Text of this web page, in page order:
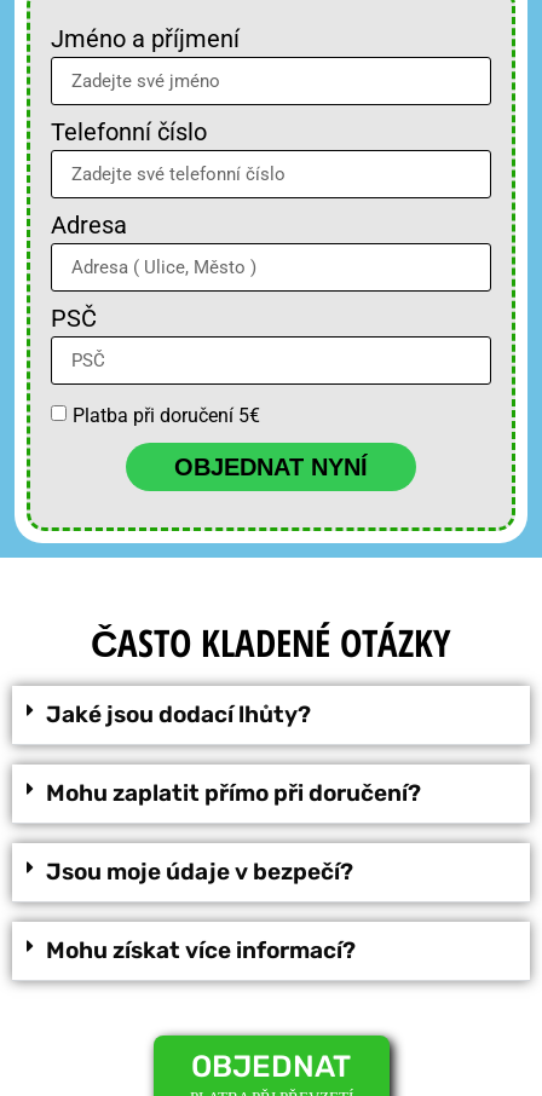
Jméno a příjmení
Telefonní číslo
Adresa
PSČ
Platba při doručení 5€
OBJEDNAT NYNÍ
ČASTO KLADENÉ OTÁZKY
Jaké jsou dodací lhůty?
Mohu zaplatit přímo při doručení?
Jsou moje údaje v bezpečí?
Mohu získat více informací?
OBJEDNAT